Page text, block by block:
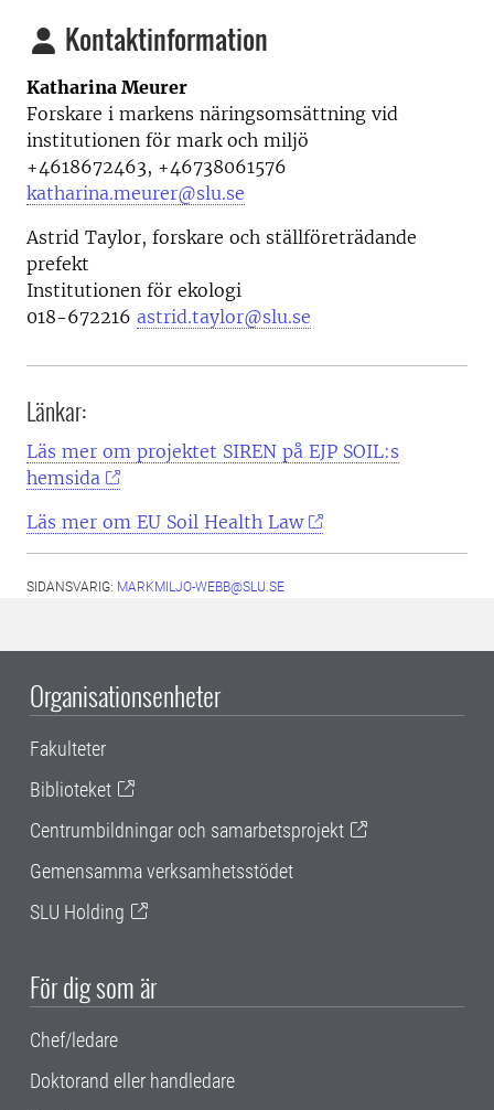
Kontaktinformation
Katharina Meurer
Forskare i markens näringsomsättning vid
institutionen för mark och miljö
+4618672463, +46738061576
katharina.meurer@slu.se
Astrid Taylor, forskare och ställföreträdande
prefekt
Institutionen för ekologi
018-672216 astrid.taylor@slu.se
Länkar:
Läs mer om projektet SIREN på EJP SOIL:s
hemsida
Läs mer om EU Soil Health Law
SIDANSVARIG: MARKMILJO-WEBB@SLU.SE
Organisationsenheter
Fakulteter
Biblioteket
Centrumbildningar och samarbetsprojekt
Gemensamma verksamhetsstödet
SLU Holding
För dig som är
Chef/ledare
Doktorand eller handledare